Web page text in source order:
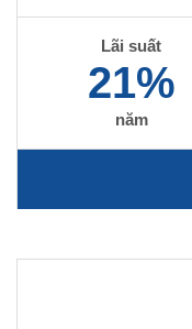
Lãi suất
21%
năm